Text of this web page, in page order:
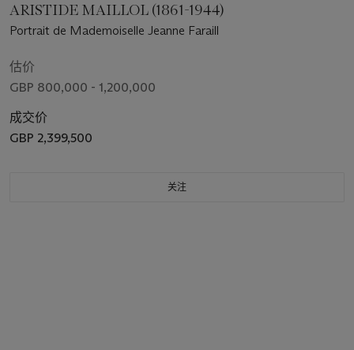
ARISTIDE MAILLOL (1861-1944)
Portrait de Mademoiselle Jeanne Faraill
估价
GBP 800,000 - 1,200,000
成交价
GBP 2,399,500
关注